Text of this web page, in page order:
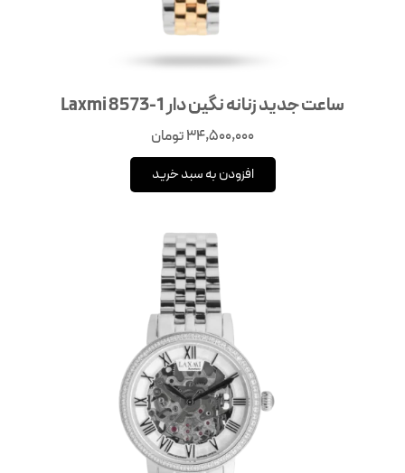
ساعت جدید زنانه نگین دار 1-8573 Laxmi
34,500,000تومان
افزودن به سبد خرید